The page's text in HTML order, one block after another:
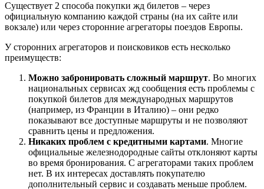
Существует 2 способа покупки жд билетов – через
официальную компанию каждой страны (на их сайте или
вокзале) или через сторонние агрегаторы поездов Европы.
У сторонних агрегаторов и поисковиков есть несколько
преимуществ:
Можно забронировать сложный маршрут. Во многих
национальных сервисах жд сообщения есть проблемы с
покупкой билетов для международных маршрутов
(например, из Франции в Италию) – они редко
показывают все доступные маршруты и не позволяют
сравнить цены и предложения.
Никаких проблем с кредитными картами. Многие
официальные железнодородные сайты отклоняют карты
во время бронирования. С агрегаторами таких проблем
нет. В их интересах доставлять покупателю
дополнительный сервис и создавать меньше проблем.